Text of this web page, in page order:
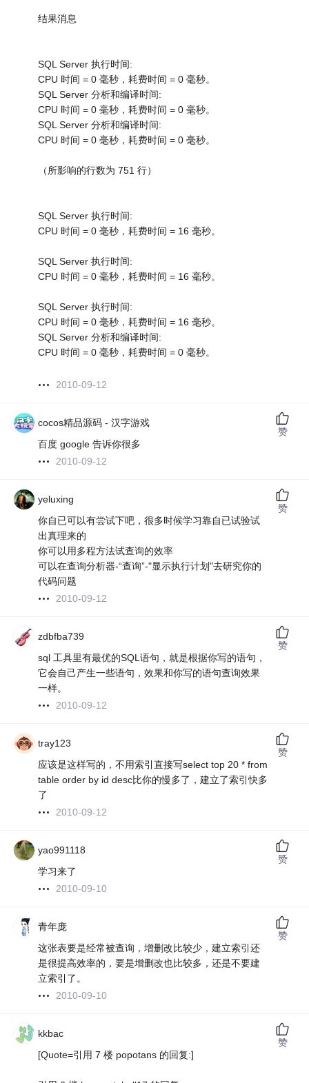
结果消息
SQL Server 执行时间:
CPU 时间 = 0 毫秒，耗费时间 = 0 毫秒。
SQL Server 分析和编译时间:
CPU 时间 = 0 毫秒，耗费时间 = 0 毫秒。
SQL Server 分析和编译时间:
CPU 时间 = 0 毫秒，耗费时间 = 0 毫秒。
（所影响的行数为 751 行）
SQL Server 执行时间:
CPU 时间 = 0 毫秒，耗费时间 = 16 毫秒。
SQL Server 执行时间:
CPU 时间 = 0 毫秒，耗费时间 = 16 毫秒。
SQL Server 执行时间:
CPU 时间 = 0 毫秒，耗费时间 = 16 毫秒。
SQL Server 分析和编译时间:
CPU 时间 = 0 毫秒，耗费时间 = 0 毫秒。
2010-09-12
cocos精品源码 - 汉字游戏
百度 google 告诉你很多
2010-09-12
赞
yeluxing
你自已可以有尝试下吧，很多时候学习靠自已试验试
出真理来的
你可以用多程方法试查询的效率
可以在查询分析器-“查询”-"显示执行计划"去研究你的
代码问题
2010-09-12
赞
zdbfba739
sql 工具里有最优的SQL语句，就是根据你写的语句，
它会自己产生一些语句，效果和你写的语句查询效果
一样。
2010-09-12
赞
tray123
应该是这样写的，不用索引直接写select top 20 * from
table order by id desc比你的慢多了，建立了索引快多
了
2010-09-12
赞
yao991118
学习来了
2010-09-10
赞
青年庞
这张表要是经常被查询，增删改比较少，建立索引还
是很提高效率的，要是增删改也比较多，还是不要建
立索引了。
2010-09-10
赞
kkbac
[Quote=引用 7 楼 popotans 的回复:]
赞